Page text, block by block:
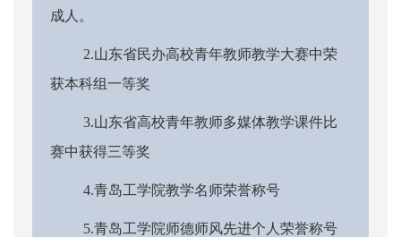
成人。
2.山东省民办高校青年教师教学大赛中荣
获本科组一等奖
3.山东省高校青年教师多媒体教学课件比
赛中获得三等奖
4.青岛工学院教学名师荣誉称号
5.青岛工学院师德师风先进个人荣誉称号